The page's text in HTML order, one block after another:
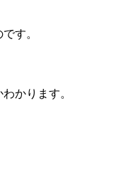
です。
かります。